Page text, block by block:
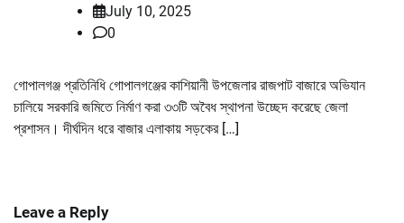
July 10, 2025
0
গোপালগঞ্জ প্রতিনিধি গোপালগঞ্জের কাশিয়ানী উপজেলার রাজপাট বাজারে অভিযান
চালিয়ে সরকারি জমিতে নির্মাণ করা ৩৩টি অবৈধ স্থাপনা উচ্ছেদ করেছে জেলা
প্রশাসন। দীর্ঘদিন ধরে বাজার এলাকায় সড়কের […]
Leave a Reply